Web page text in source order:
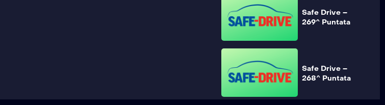
Safe Drive –
269^ Puntata
Safe Drive –
268^ Puntata